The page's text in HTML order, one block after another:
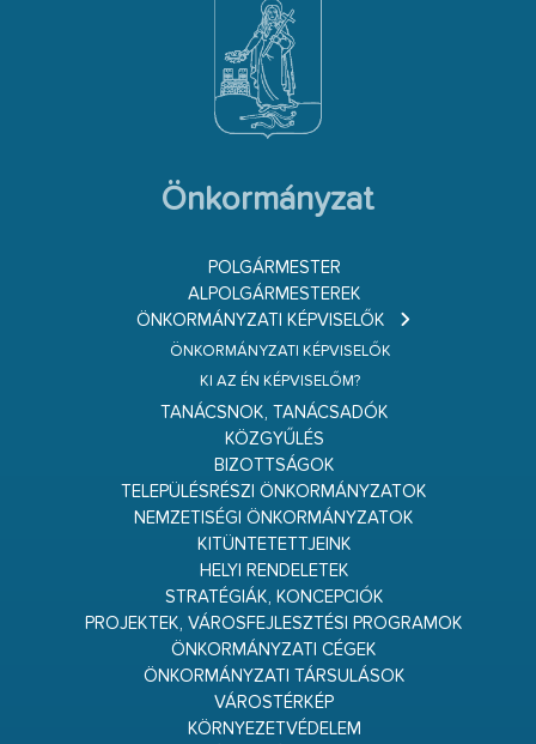
Önkormányzat
POLGÁRMESTER
ALPOLGÁRMESTEREK
ÖNKORMÁNYZATI KÉPVISELŐK
ÖNKORMÁNYZATI KÉPVISELŐK
KI AZ ÉN KÉPVISELŐM?
TANÁCSNOK, TANÁCSADÓK
KÖZGYŰLÉS
BIZOTTSÁGOK
TELEPÜLÉSRÉSZI ÖNKORMÁNYZATOK
NEMZETISÉGI ÖNKORMÁNYZATOK
KITÜNTETETTJEINK
HELYI RENDELETEK
STRATÉGIÁK, KONCEPCIÓK
PROJEKTEK, VÁROSFEJLESZTÉSI PROGRAMOK
ÖNKORMÁNYZATI CÉGEK
ÖNKORMÁNYZATI TÁRSULÁSOK
VÁROSTÉRKÉP
KÖRNYEZETVÉDELEM